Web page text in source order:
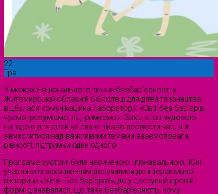
22
Тра
У межах Національного тижня безбар’єрності у
Житомирській обласній бібліотеці для дітей та юнацтва
відбулася комунікаційна лабораторія «Світ без бар’єрів:
чуємо, розуміємо, підтримуємо». Захід став чудовою
нагодою для дітей не лише цікаво провести час, а й
замислитися над важливими темами взаємоповаги,
рівності, підтримки один одного.
Програма зустрічі була насиченою і пізнавальною. Юні
учасники із захопленням долучилися до інтерактивної
вікторини «Місія: Без бар’єрів!», де у доступній ігровій
формі дізнавалися, що таке безбар’єрність, чому